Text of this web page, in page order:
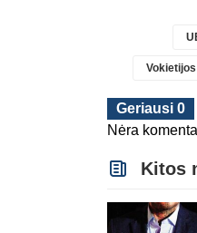
Geriausi 0
Nėra
Kitos